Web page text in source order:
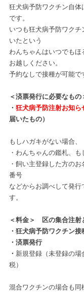
狂犬病予防ワクチン自体
です。
いつも狂犬病予防ワク
いたという
わんちゃんはいつでも
お越しください。
予約なしで接種が可能で
＜済票発行に必要なもの
・ 狂犬病予防注射お知ら
届いたもの）
もしハガキがない場合、
・わんちゃんの鑑札、
・飼い主登録した方の
番号
などからお調べして発行
す。
＜料金＞　区の集合注射
・狂犬病予防ワクチン接
・済票発行　　　　　
・ 新規登録（未登録の
税）
混合ワクチンの場合も同